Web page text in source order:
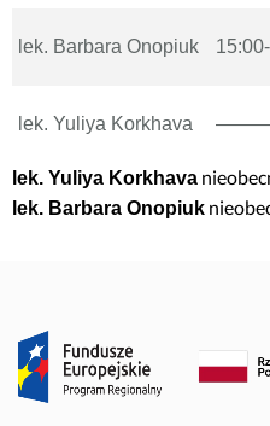
lek. Barbara Onopiuk
lek. Yuliya Korkhava
lek. Yuliya Korkhava
lek. Barbara Onopiuk